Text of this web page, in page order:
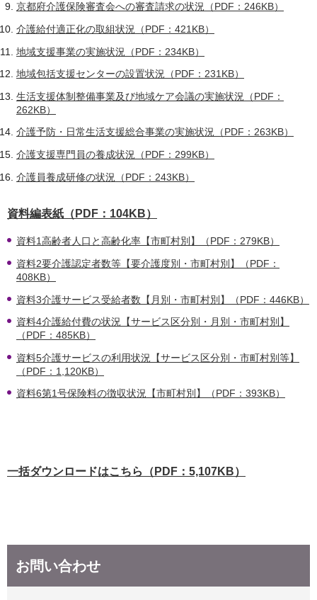
京都府介護保険審査会への審査請求の状況（PDF：246KB）
介護給付適正化の取組状況（PDF：421KB）
地域支援事業の実施状況（PDF：234KB）
地域包括支援センターの設置状況（PDF：231KB）
生活支援体制整備事業及び地域ケア会議の実施状況（PDF：
262KB）
介護予防・日常生活支援総合事業の実施状況（PDF：263KB）
介護支援専門員の養成状況（PDF：299KB）
介護員養成研修の状況（PDF：243KB）
資料編表紙（PDF：104KB）
資料1高齢者人口と高齢化率【市町村別】（PDF：279KB）
資料2要介護認定者数等【要介護度別・市町村別】（PDF：
408KB）
資料3介護サービス受給者数【月別・市町村別】（PDF：446KB）
資料4介護給付費の状況【サービス区分別・月別・市町村別】
（PDF：485KB）
資料5介護サービスの利用状況【サービス区分別・市町村別等】
（PDF：1,120KB）
資料6第1号保険料の徴収状況【市町村別】（PDF：393KB）
一括ダウンロードはこちら（PDF：5,107KB）
お問い合わせ